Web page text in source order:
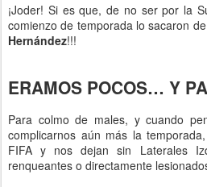
¡Joder! Si es que, de no ser por la
comienzo de temporada lo sacaron
Hernández!!!
ERAMOS POCOS… Y
Para colmo de males, y cuando
complicarnos aún más la
FIFA y nos dejan sin Laterales
renqueantes o directamente